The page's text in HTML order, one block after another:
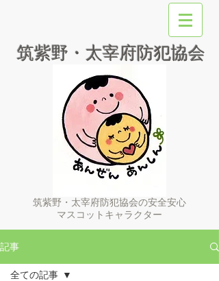
筑紫野・太宰府防犯協会
筑紫野・太宰府防犯協会の安全安心
マスコットキャラクター
記事
全ての記事